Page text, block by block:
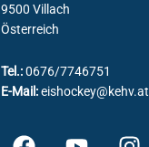
9500 Villach
Österreich
Tel.:0676/7746751
E-Mail:eishockey@kehv.at